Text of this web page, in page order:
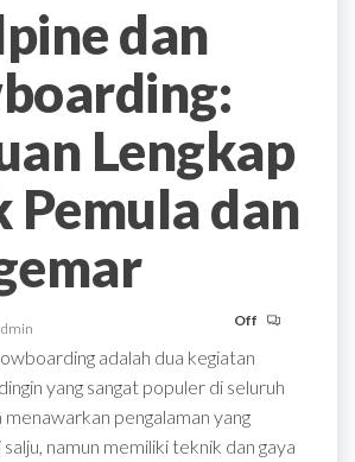
dan
Lengkap
Pemula dan
Off
adalah dua kegiatan
yang sangat populer di seluruh
menawarkan pengalaman yang
namun memiliki teknik dan gaya